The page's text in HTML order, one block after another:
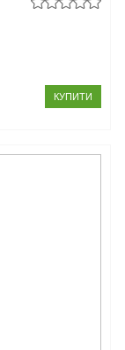
КУПИТИ